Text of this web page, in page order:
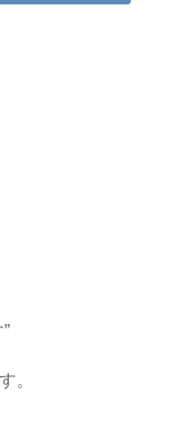
。